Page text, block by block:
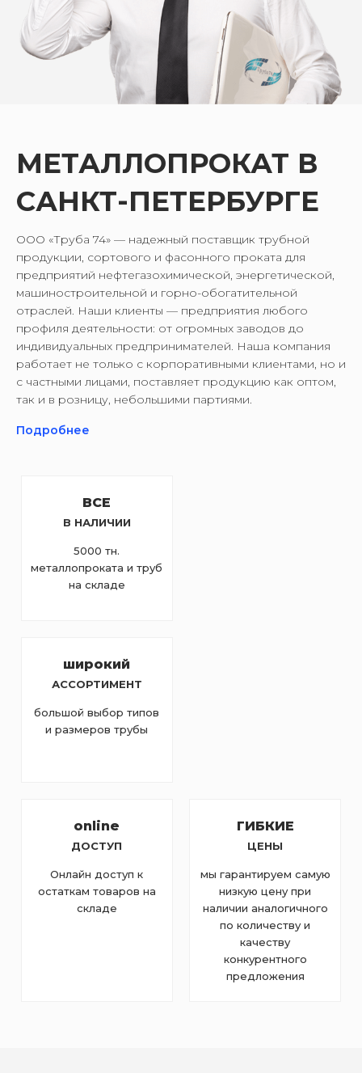
МЕТАЛЛОПРОКАТ В
САНКТ-ПЕТЕРБУРГЕ
ООО «Труба 74» — надежный поставщик трубной
продукции, сортового и фасонного проката для
предприятий нефтегазохимической, энергетической,
машиностроительной и горно-обогатительной
отраслей. Наши клиенты — предприятия любого
профиля деятельности: от огромных заводов до
индивидуальных предпринимателей. Наша компания
работает не только с корпоративными клиентами, но и
с частными лицами, поставляет продукцию как оптом,
так и в розницу, небольшими партиями.
Подробнее
ВСЕ
В НАЛИЧИИ
5000 тн.
металлопроката и труб
на складе
широкий
АССОРТИМЕНТ
большой выбор типов
и размеров трубы
online
ДОСТУП
Онлайн доступ к
остаткам товаров на
складе
ГИБКИЕ
ЦЕНЫ
мы гарантируем самую
низкую цену при
наличии аналогичного
по количеству и
качеству
конкурентного
предложения